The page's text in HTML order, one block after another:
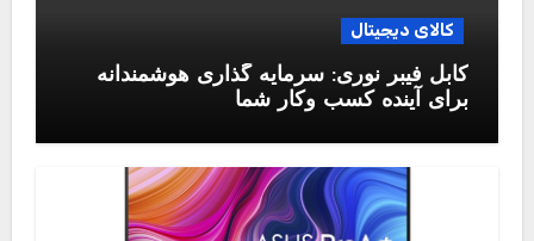
کالای دیجیتال
کابل فیبر نوری: سرمایه گذاری هوشمندانه
برای آینده کسب وکار شما